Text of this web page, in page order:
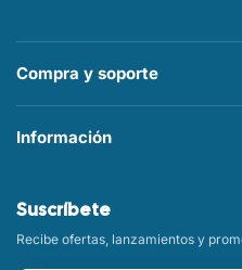
Compra y soporte
Información
Suscríbete
Recibe ofertas, lanzamientos y